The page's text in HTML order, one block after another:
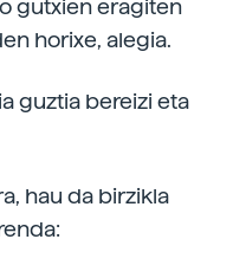
gutxien eragiten
horixe, alegia.
guztia bereizi eta
hau da birzikla